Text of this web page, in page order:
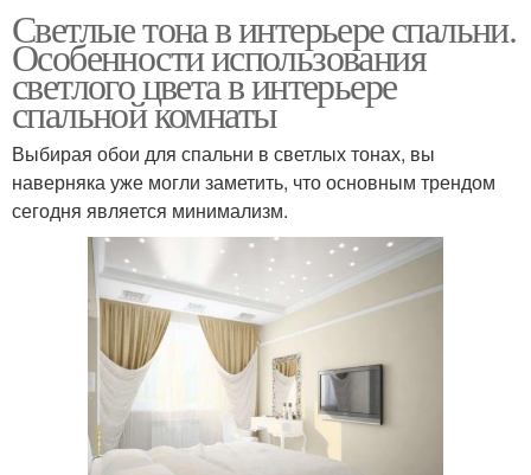
Светлые тона в интерьере спальни.
Особенности использования
светлого цвета в интерьере
спальной комнаты
Выбирая обои для спальни в светлых тонах, вы
наверняка уже могли заметить, что основным трендом
сегодня является минимализм.